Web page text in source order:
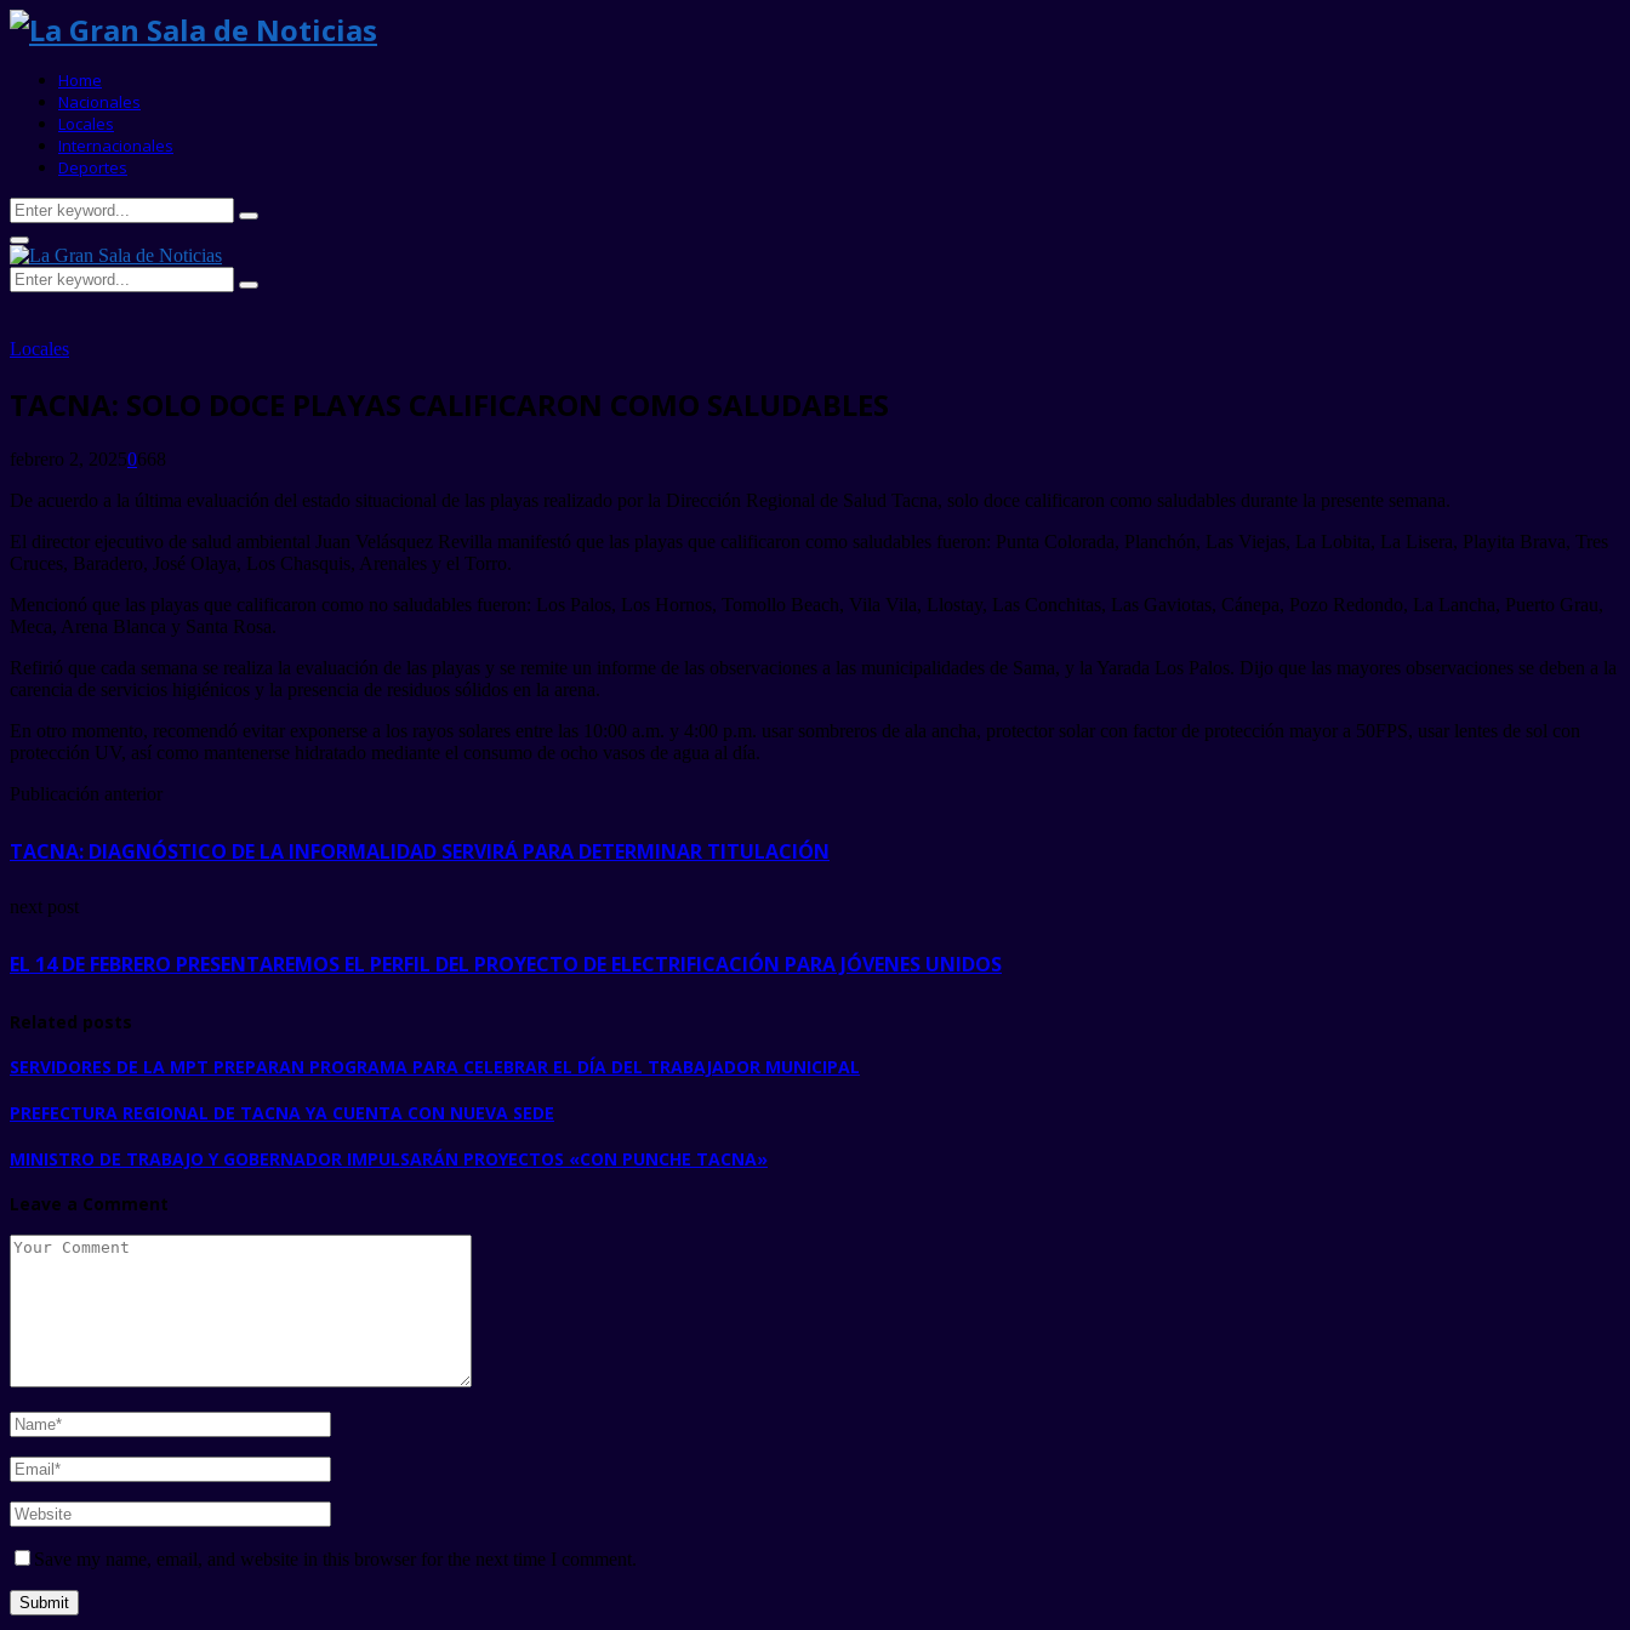
Home
Nacionales
Locales
Internacionales
Deportes
Search
for:
Search
Primary
Menu
Search
for:
Search
Locales
TACNA: SOLO DOCE PLAYAS CALIFICARON COMO SALUDABLES
febrero 2, 20250668
De acuerdo a la última evaluación del estado situacional de las playas realizado por la Dirección Regional de Salud Tacna, solo doce calificaron como saludables durante la presente semana.
El director ejecutivo de salud ambiental Juan Velásquez Revilla manifestó que las playas que calificaron como saludables fueron: Punta Colorada, Planchón, Las Viejas, La Lobita, La Lisera, Playita Brava, Tres
Cruces, Baradero, José Olaya, Los Chasquis, Arenales y el Torro.
Mencionó que las playas que calificaron como no saludables fueron: Los Palos, Los Hornos, Tomollo Beach, Vila Vila, Llostay, Las Conchitas, Las Gaviotas, Cánepa, Pozo Redondo, La Lancha, Puerto Grau,
Meca, Arena Blanca y Santa Rosa.
Refirió que cada semana se realiza la evaluación de las playas y se remite un informe de las observaciones a las municipalidades de Sama, y la Yarada Los Palos. Dijo que las mayores observaciones se deben a la
carencia de servicios higiénicos y la presencia de residuos sólidos en la arena.
En otro momento, recomendó evitar exponerse a los rayos solares entre las 10:00 a.m. y 4:00 p.m. usar sombreros de ala ancha, protector solar con factor de protección mayor a 50FPS, usar lentes de sol con
protección UV, así como mantenerse hidratado mediante el consumo de ocho vasos de agua al día.
Publicación anterior
TACNA: DIAGNÓSTICO DE LA INFORMALIDAD SERVIRÁ PARA DETERMINAR TITULACIÓN
next post
EL 14 DE FEBRERO PRESENTAREMOS EL PERFIL DEL PROYECTO DE ELECTRIFICACIÓN PARA JÓVENES UNIDOS
Related posts
SERVIDORES DE LA MPT PREPARAN PROGRAMA PARA CELEBRAR EL DÍA DEL TRABAJADOR MUNICIPAL
PREFECTURA REGIONAL DE TACNA YA CUENTA CON NUEVA SEDE
MINISTRO DE TRABAJO Y GOBERNADOR IMPULSARÁN PROYECTOS «CON PUNCHE TACNA»
Leave a Comment
Save my name, email, and website in this browser for the next time I comment.